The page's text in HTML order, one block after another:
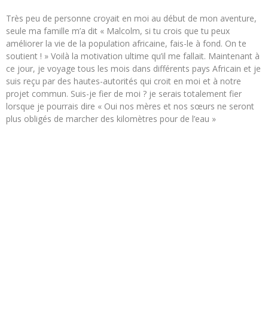
Très peu de personne croyait en moi au début de mon aventure,
seule ma famille m’a dit « Malcolm, si tu crois que tu peux
améliorer la vie de la population africaine, fais-le à fond. On te
soutient ! » Voilà la motivation ultime qu’il me fallait. Maintenant à
ce jour, je voyage tous les mois dans différents pays Africain et je
suis reçu par des hautes-autorités qui croit en moi et à notre
projet commun. Suis-je fier de moi ? je serais totalement fier
lorsque je pourrais dire « Oui nos mères et nos sœurs ne seront
plus obligés de marcher des kilomètres pour de l’eau »